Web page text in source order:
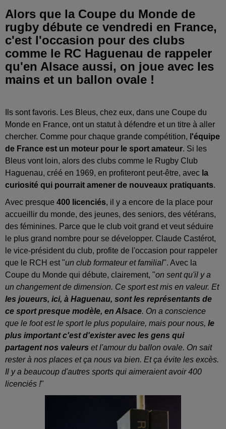
Alors que la Coupe du Monde de
rugby débute ce vendredi en France,
c'est l'occasion pour des clubs
comme le RC Haguenau de rappeler
qu'en Alsace aussi, on joue avec les
mains et un ballon ovale !
Ils sont favoris. Les Bleus, chez eux, dans une Coupe du
Monde en France, ont un statut à défendre et un titre à aller
chercher. Comme pour chaque grande compétition, l'équipe
de France est un moteur pour le sport amateur. Si les
Bleus vont loin, alors des clubs comme le Rugby Club
Haguenau, créé en 1969, en profiteront peut-être, avec la
curiosité qui pourrait amener de nouveaux pratiquants.
Avec presque 400 licenciés, il y a encore de la place pour
accueillir du monde, des jeunes, des seniors, des vétérans,
des féminines. Parce que le club voit grand et veut séduire
le plus grand nombre pour se développer. Claude Castérot,
le vice-président du club, profite de l'occasion pour rappeler
que le RCH est "un club formateur et familial". Avec la
Coupe du Monde qui débute, clairement, "on sent qu'il y a
un changement de dimension. Ce sport est mis en valeur. Et
les joueurs, ici, à Haguenau, sont les représentants de
ce sport presque modèle, en Alsace. On a conscience
que le foot est le sport le plus populaire, mais pour nous, le
plus important c'est d'exister avec les gens qui
partagent nos valeurs et l'amour du ballon ovale. On sait
rester à nos places et ça nous va bien. Et ça évite les excès.
Il y a beaucoup d'autres sports qui aimeraient avoir 400
licenciés !"